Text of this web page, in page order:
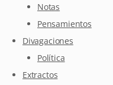
Notas
Pensamientos
Divagaciones
Política
Extractos